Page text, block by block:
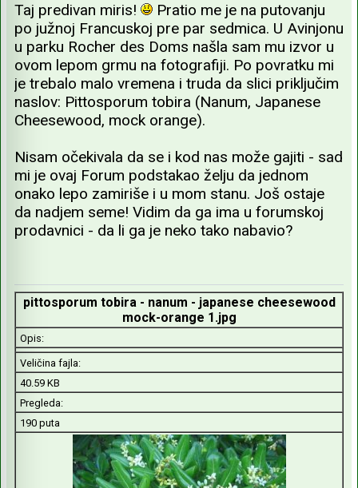
Taj predivan miris!
Pratio me je na putovanju
po južnoj Francuskoj pre par sedmica. U Avinjonu
u parku Rocher des Doms našla sam mu izvor u
ovom lepom grmu na fotografiji. Po povratku mi
je trebalo malo vremena i truda da slici priključim
naslov: Pittosporum tobira (Nanum, Japanese
Cheesewood, mock orange).
Nisam očekivala da se i kod nas može gajiti - sad
mi je ovaj Forum podstakao želju da jednom
onako lepo zamiriše i u mom stanu. Još ostaje
da nadjem seme! Vidim da ga ima u forumskoj
prodavnici - da li ga je neko tako nabavio?
pittosporum tobira - nanum - japanese cheesewood
mock-orange 1.jpg
Opis:
Veličina fajla:
40.59 KB
Pregleda:
190 puta